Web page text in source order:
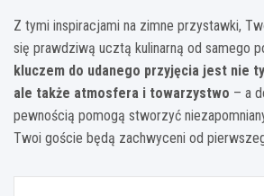
Z tymi inspiracjami na zimne przystawki,
się prawdziwą ucztą kulinarną od samego
kluczem do udanego przyjęcia jest nie
ale także atmosfera i towarzystwo – a
pewnością pomogą stworzyć
Twoi goście będą zachwyceni od